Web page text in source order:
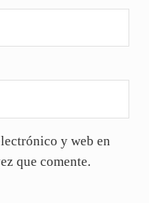
y web en
que comente.